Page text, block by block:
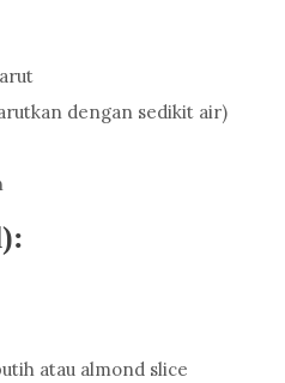
dengan sedikit air)
atau almond slice